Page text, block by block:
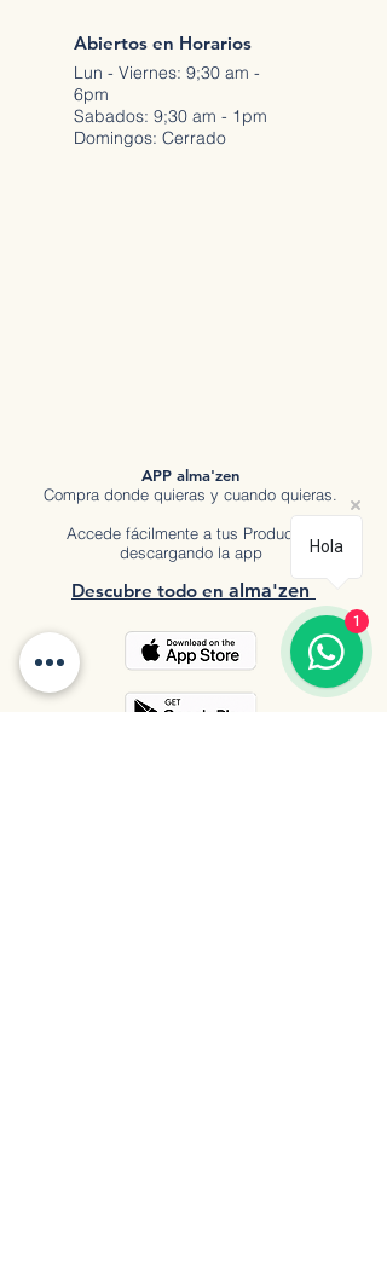
Abiertos en Horarios
Lun - Viernes: 9;30 am -
6pm
Sabados: 9;30 am - 1pm
Domingos: Cerrado
APP alma'zen
Compra donde quieras y cuando quieras.
Accede fácilmente a tus Productos
descargando la app
Descubre todo en a lma'zen
Hola
1